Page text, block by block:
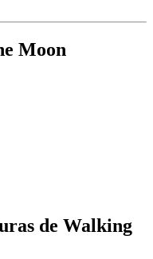
Moon
de Walking